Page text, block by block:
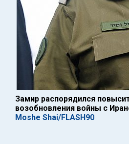
Замир распорядился
возобновления войны с
Moshe Shai/FLASH90